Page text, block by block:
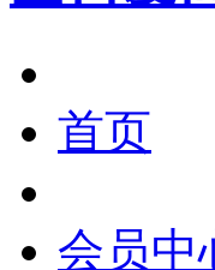
首页
会员中